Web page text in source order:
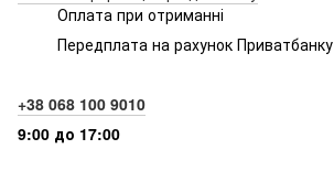
Оплата при отриманні
Передплата на рахунок Приватбанку
+38 068 100 9010
9:00 до 17:00